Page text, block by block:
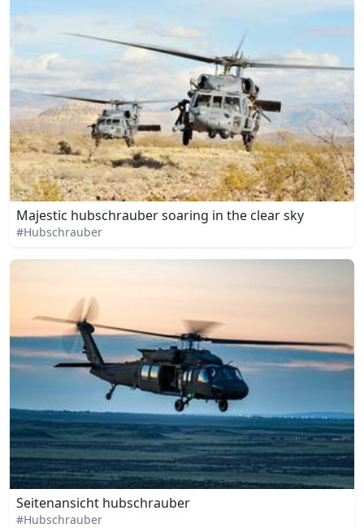
Majestic hubschrauber soaring in the clear sky
#Hubschrauber
Seitenansicht hubschrauber
#Hubschrauber